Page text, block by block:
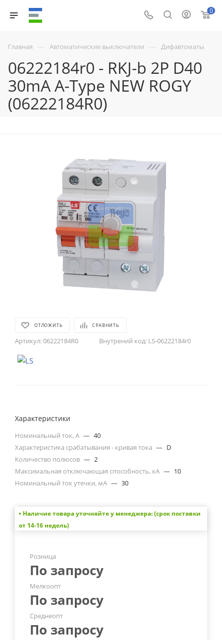
0
Главная — Автоматические выключатели — Дифавтоматы
06222184r0 - RKJ-b 2P D40
30mA A-Type NEW ROGY
(06222184R0)
ОТЛОЖИТЬ СРАВНИТЬ
Артикул:06222184R0 Внутрений код: LS-06222184r0
Характеристики
Номинальный ток, А — 40
Характеристика срабатывания - кривая тока — D
Количество полюсов — 2
Максимальная отключающая способность, кА — 10
Номинальный ток утечки, мА — 30
• Наличие товара уточняйте у менеджера: (срок поставки
от 14-16 недель)
Розница
По запросу
Мелкоопт
По запросу
Среднеопт
По запросу